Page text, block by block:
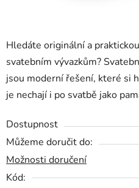
Hledáte originální a
svatebním vývazkům?
jsou moderní řešení, které si
je nechají i po svatbě jako
Dostupnost
Můžeme doručit do:
Možnosti doručení
Kód: